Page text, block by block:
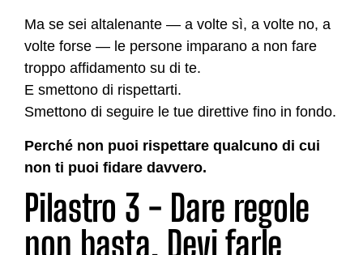
Ma se sei altalenante — a volte sì, a volte no, a
volte forse — le persone imparano a non fare
troppo affidamento su di te.
E smettono di rispettarti.
Smettono di seguire le tue direttive fino in fondo.
Perché non puoi rispettare qualcuno di cui
non ti puoi fidare davvero.
Pilastro 3 - Dare regole
non basta. Devi farle